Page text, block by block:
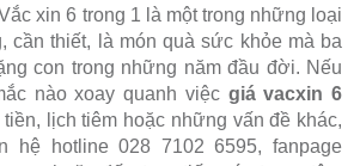
xin 6 trong 1 là một trong những loại
cần thiết, là món quà sức khỏe mà ba
con trong những năm đầu đời. Nếu
nào xoay quanh việc giá vacxin 6
lịch tiêm hoặc những vấn đề khác,
hệ hotline 028 7102 6595, fanpage